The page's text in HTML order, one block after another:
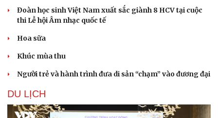
Vì cộng đồng
Chuyển đổi số
Đoàn học sinh Việt Nam xuất sắc giành 8 HCV tại cuộc
thi Lễ hội Âm nhạc quốc tế
Hoa sữa
Khúc mùa thu
Người trẻ và hành trình đưa di sản “chạm” vào đương đại
DU LỊCH